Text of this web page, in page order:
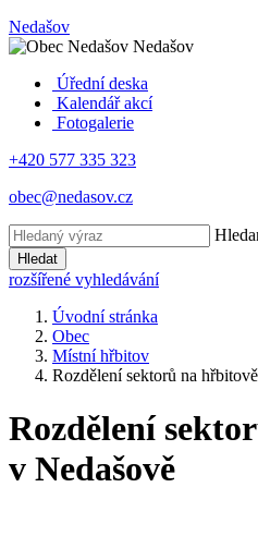
Nedašov
Nedašov
Úřední deska
Kalendář akcí
Fotogalerie
+420 577 335 323
obec@nedasov.cz
Hledat
rozšířené vyhledávání
Úvodní stránka
Obec
Místní hřbitov
Rozdělení sektorů na
Rozdělení
v Nedašově